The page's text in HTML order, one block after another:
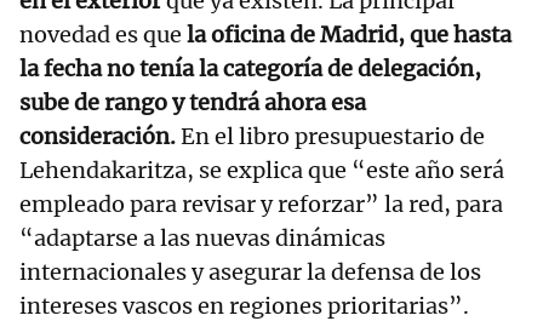
novedad es que la oficina de Madrid, que hasta
la fecha no tenía la categoría de delegación,
sube de rango y tendrá ahora esa
consideración.En el libro presupuestario de
Lehendakaritza, se explica que “este año será
empleado para revisar y reforzar” la red, para
“adaptarse a las nuevas dinámicas
internacionales y asegurar la defensa de los
intereses vascos en regiones prioritarias”.